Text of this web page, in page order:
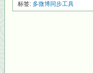
标签: 多微博同步工具